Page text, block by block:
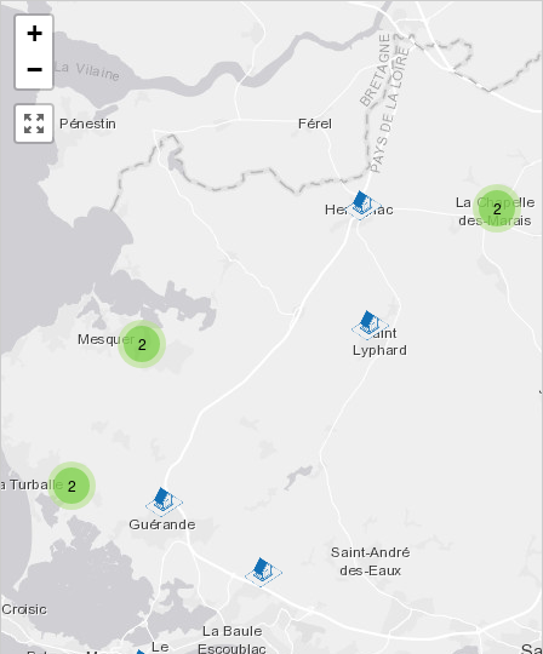
2
2
2
+
−